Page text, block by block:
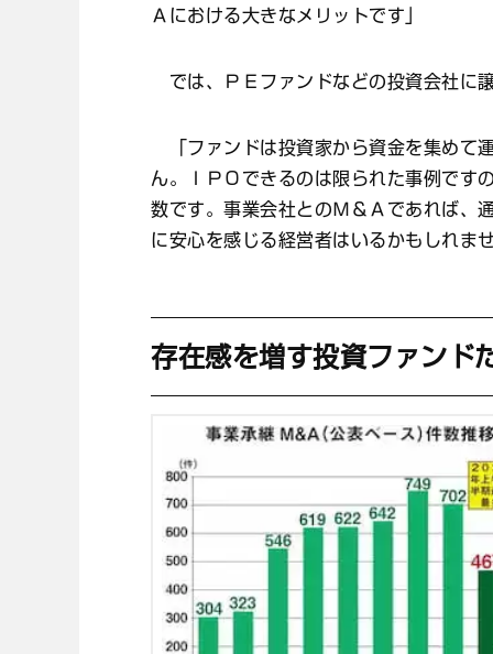
Ａにおける大きなメリットです」
では、ＰＥファンドなどの投資会社に
「ファンドは投資家から資金を集めて
ん。ＩＰＯできるのは限られた事例です
数です。事業会社とのＭ＆Ａであれば、
に安心を感じる経営者はいるかもしれま
存在感を増す投資ファンド